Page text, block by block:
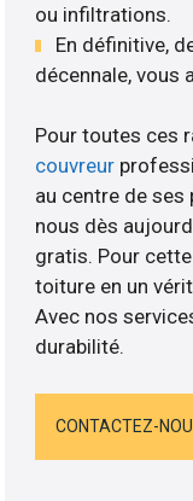
ou infiltrations.
En définitive,
décennale, vous
Pour toutes ces
couvreur
au centre de ses
nous dès
gratis. Pour
toiture en un
Avec nos
durabilité.
CONTACTEZ-